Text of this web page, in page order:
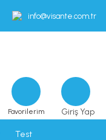
info@visante.com.tr
Favorilerim Giriş Yap
Test